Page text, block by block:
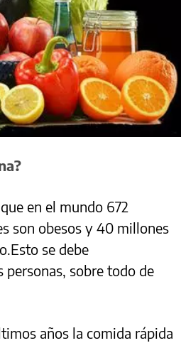
en el mundo 672
son obesos y 40 millones
se debe
personas, sobre todo de
años la comida rápida